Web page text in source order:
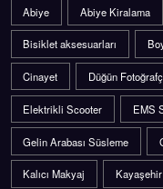
Abiye Abiye Kiralama
Bisiklet aksesuarları
Cinayet Düğün
Elektrikli Scooter EMS
Gelin Arabası Süsleme
Kalıcı Makyaj